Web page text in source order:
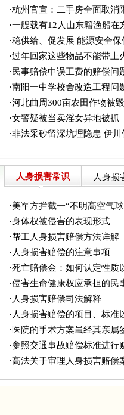
·杭州官宣：二手房全面取消
·一艘载有12人山东籍渔船
·稳供给、促发展 能源安全
·过年回家这些物品不能带上
·民事赔偿中误工费的赔偿问
·南阳一中学校舍改造工程问
·河北曲周300亩农田作物被
·女警疑被当卖淫女异地被抓
·非法采砂留深坑埋隐患 伊
人身损害常识 人身损
·美军方拦截一“不明高空气
·身体权被侵害的表现形式
·帮工人身损害赔偿方法详解
·人身损害赔偿的注意事项
·死亡赔偿金：如何认定性质
·侵害生命健康权应承担的民
·人身损害赔偿司法解释
·人身损害赔偿的项目、标准
·医院的手术方案虽经其亲属
·参照交通事故赔偿标准进行
·高法关于审理人身损害赔偿